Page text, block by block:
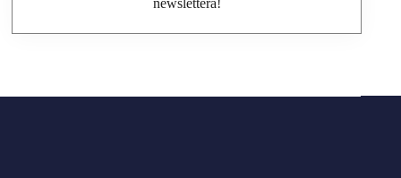
newslettera!